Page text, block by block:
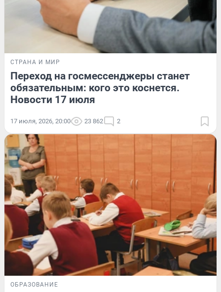
СТРАНА И МИР
Переход на госмессенджеры станет
обязательным: кого это коснется.
Новости 17 июля
17 июля, 2026, 20:00 23 862 2
ОБРАЗОВАНИЕ